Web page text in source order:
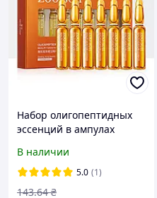
Набор олигопептидных
эссенций в ампулах
Oligopeptide(2мл*7шт)
В наличии
5.0 (1)
143.64 ₴